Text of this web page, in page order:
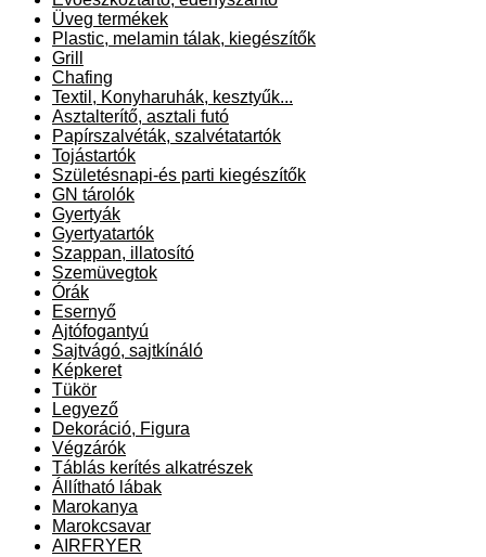
Üveg termékek
Plastic, melamin tálak, kiegészítők
Grill
Chafing
Textil, Konyharuhák, kesztyűk...
Asztalterítő, asztali futó
Papírszalvéták, szalvétatartók
Tojástartók
Születésnapi-és parti kiegészítők
GN tárolók
Gyertyák
Gyertyatartók
Szappan, illatosító
Szemüvegtok
Órák
Esernyő
Ajtófogantyú
Sajtvágó, sajtkínáló
Képkeret
Tükör
Legyező
Dekoráció, Figura
Végzárók
Táblás kerítés alkatrészek
Állítható lábak
Marokanya
Marokcsavar
AIRFRYER